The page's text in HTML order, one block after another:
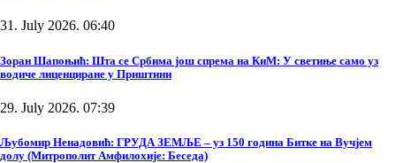
31. July 2026. 06:40
Зоран Шапоњић: Шта се Србима још спрема на КиМ: У светиње само уз
водиче лиценциране у Приштини
29. July 2026. 07:39
Љубомир Ненадовић: ГРУДА ЗЕМЉЕ – уз 150 година Битке на Вучјем
долу (Митрополит Амфилохије: Беседа)